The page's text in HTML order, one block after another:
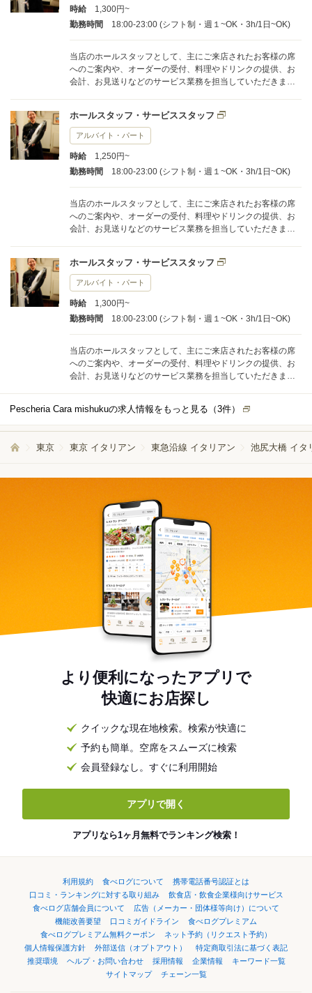
時給
1,300円~
勤務時間
18:00-23:00 (シフト制・週１~OK・3h/1日~OK)
当店のホールスタッフとして、主にご来店されたお客様の席
へのご案内や、オーダーの受付、料理やドリンクの提供、お
会計、お見送りなどのサービス業務を担当していただきま
ーブル数は3-5卓となっており、無理なく目の届く範囲でサー
ビスに集中できる環境です。ピークタイムもスタッフ同士で
声を掛け合いながら協力して進めるため、初めての方でも安
心して業務に取り組んでいただけます。 未経験の方には、経
験豊富な先輩スタッフがマンツーマンで丁寧に指導いたしま
体制が整っています。
ホールスタッフ・サービススタッフ
アルバイト・パート
時給
1,250円~
勤務時間
18:00-23:00 (シフト制・週１~OK・3h/1日~OK)
当店のホールスタッフとして、主にご来店されたお客様の席
へのご案内や、オーダーの受付、料理やドリンクの提供、お
会計、お見送りなどのサービス業務を担当していただきま
ーブル数は3-5卓となっており、無理なく目の届く範囲でサー
ビスに集中できる環境です。ピークタイムもスタッフ同士で
声を掛け合いながら協力して進めるため、初めての方でも安
心して業務に取り組んでいただけます。 未経験の方には、経
験豊富な先輩スタッフがマンツーマンで丁寧に指導いたしま
体制が整っています。
ホールスタッフ・サービススタッフ
アルバイト・パート
時給
1,300円~
勤務時間
18:00-23:00 (シフト制・週１~OK・3h/1日~OK)
当店のホールスタッフとして、主にご来店されたお客様の席
へのご案内や、オーダーの受付、料理やドリンクの提供、お
会計、お見送りなどのサービス業務を担当していただきま
ーブル数は3-5卓となっており、無理なく目の届く範囲でサー
ビスに集中できる環境です。ピークタイムもスタッフ同士で
心して業務に取り組んでいただけます。 未経験の方には、経
す。基本的な接客マナーや業務の流れは一つひとつ確認しな
体制が整っています。
Pescheria Cara mishukuの求人情報をもっと見る（3件）
東京 東京 イタリアン 東急沿線 イタリアン 池尻大橋 イタ
より便利になったアプリで
快適にお店探し
クイックな現在地検索。検索が快適に
予約も簡単。空席をスムーズに検索
会員登録なし。すぐに利用開始
アプリで開く
アプリなら1ヶ月無料でランキング検索！
利用規約 食べログについて
携帯電話番号認証とは
口コミ・ランキングに対する取り組み
飲食店・飲食企業様向けサービス
食べログ店舗会員について
広告（メーカー・団体様等向け）について
機能改善要望
口コミガイドライン
食べログプレミアム
食べログプレミアム無料クーポン
ネット予約（リクエスト予約）
個人情報保護方針
外部送信（オプトアウト）
特定商取引法に基づく表記
推奨環境
ヘルプ・お問い合わせ 採用情報 企業情報
キーワード一覧
サイトマップ
チェーン一覧